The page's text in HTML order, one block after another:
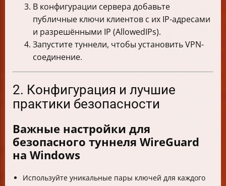
В конфигурации сервера добавьте
публичные ключи клиентов с их IP-адресами
и разрешёнными IP (AllowedIPs).
Запустите туннели, чтобы установить VPN-
соединение.
2. Конфигурация и лучшие
практики безопасности
Важные настройки для
безопасного туннеля WireGuard
на Windows
Используйте уникальные пары ключей для каждого